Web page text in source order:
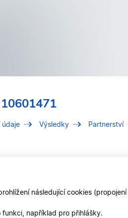
10601471
údaje Výsledky Partnerství
TK MORAVIA STARLET Brno
následující cookies
například pro přihlášky.